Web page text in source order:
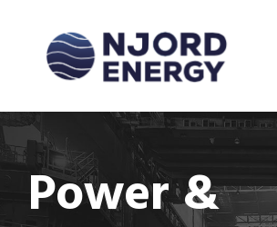
Power &